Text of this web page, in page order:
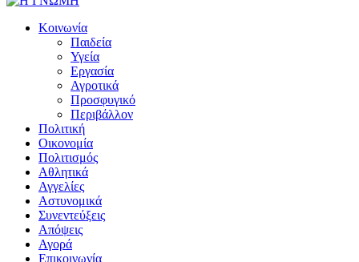
Κοινωνία
Παιδεία
Υγεία
Εργασία
Αγροτικά
Προσφυγικό
Περιβάλλον
Πολιτική
Οικονομία
Πολιτισμός
Αθλητικά
Αγγελίες
Αστυνομικά
Συνεντεύξεις
Απόψεις
Αγορά
Επικοινωνία